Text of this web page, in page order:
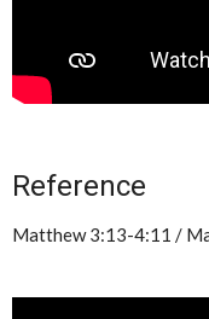
Reference
Matthew 3:13-4:11 /